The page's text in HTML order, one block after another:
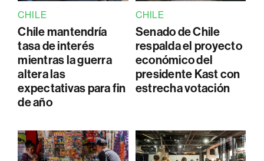
CHILE
Chile mantendría
tasa de interés
mientras la guerra
altera las
expectativas para fin
de año
CHILE
Senado de Chile
respalda el proyecto
económico del
presidente Kast con
estrecha votación